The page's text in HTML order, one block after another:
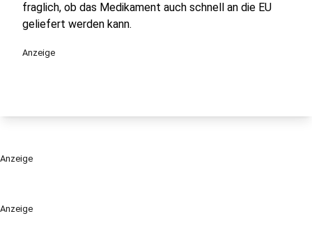
Anzeige
fraglich, ob das Medikament auch schnell an die EU
geliefert werden kann.
Anzeige
Anzeige